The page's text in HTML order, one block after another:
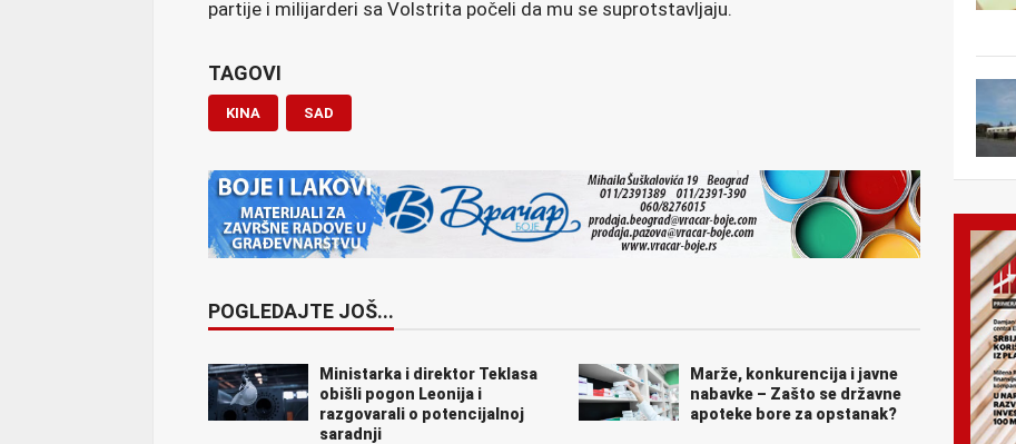
partije i milijarderi sa Volstrita počeli da mu se suprotstavljaju.
TAGOVI
KINA SAD
POGLEDAJTE JOŠ...
Ministarka i direktor Teklasa
obišli pogon Leonija i
razgovarali o potencijalnoj
saradnji
Marže, konkurencija i javne
nabavke – Zašto se državne
apoteke bore za opstanak?